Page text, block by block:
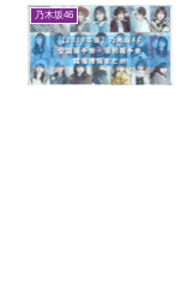
乃木坂46